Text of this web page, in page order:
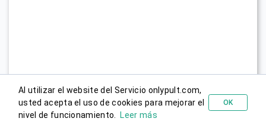
Al utilizar el website del Servicio onlypult.com,
usted acepta el uso de cookies para mejorar el
nivel de funcionamiento.
Leer más
OK
Probar gratis